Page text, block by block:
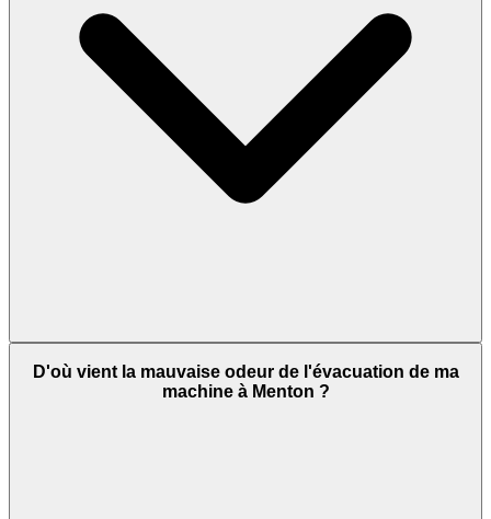
D'où vient la mauvaise odeur de l'évacuation de ma
machine à Menton ?